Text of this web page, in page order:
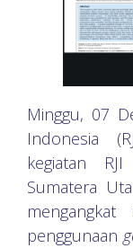
Minggu, 07
Indonesia
kegiatan
Sumatera
penggunaan